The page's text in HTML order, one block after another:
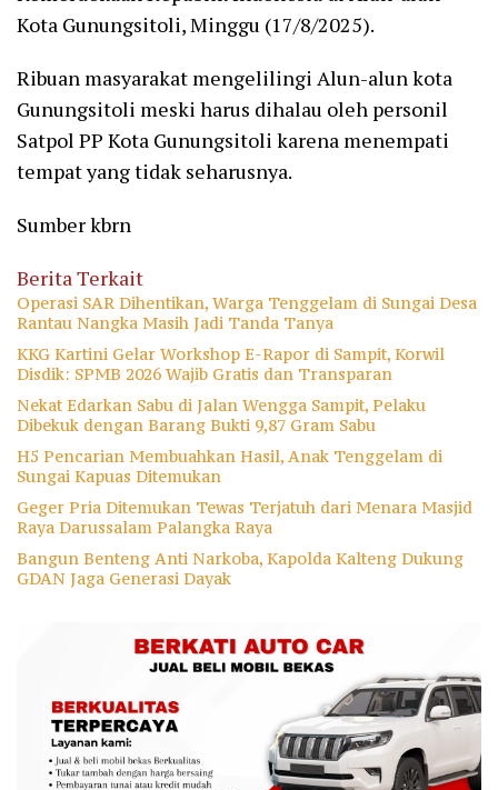
Kota Gunungsitoli, Minggu (17/8/2025).
Ribuan masyarakat mengelilingi Alun-alun kota
Gunungsitoli meski harus dihalau oleh personil
Satpol PP Kota Gunungsitoli karena menempati
tempat yang tidak seharusnya.
Sumber kbrn
Berita Terkait
Operasi SAR Dihentikan, Warga Tenggelam di Sungai Desa
Rantau Nangka Masih Jadi Tanda Tanya
KKG Kartini Gelar Workshop E-Rapor di Sampit, Korwil
Disdik: SPMB 2026 Wajib Gratis dan Transparan
Nekat Edarkan Sabu di Jalan Wengga Sampit, Pelaku
Dibekuk dengan Barang Bukti 9,87 Gram Sabu
H5 Pencarian Membuahkan Hasil, Anak Tenggelam di
Sungai Kapuas Ditemukan
Geger Pria Ditemukan Tewas Terjatuh dari Menara Masjid
Raya Darussalam Palangka Raya
Bangun Benteng Anti Narkoba, Kapolda Kalteng Dukung
GDAN Jaga Generasi Dayak